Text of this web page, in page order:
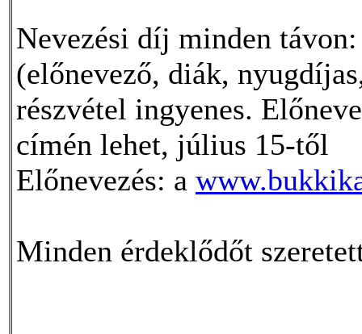
Nevezési díj minden
(előnevező, diák,
részvétel ingyenes.
címén lehet, július 15-től
Előnevezés: a
Minden érdeklődőt